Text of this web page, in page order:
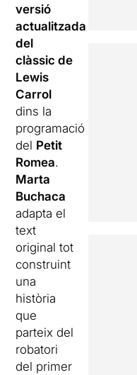
versió
actualitzada
del
clàssic de
Lewis
Carrol
dins la
programació
del Petit
Romea.
Marta
Buchaca
adapta el
text
original tot
construint
una
història
que
parteix del
robatori
del primer